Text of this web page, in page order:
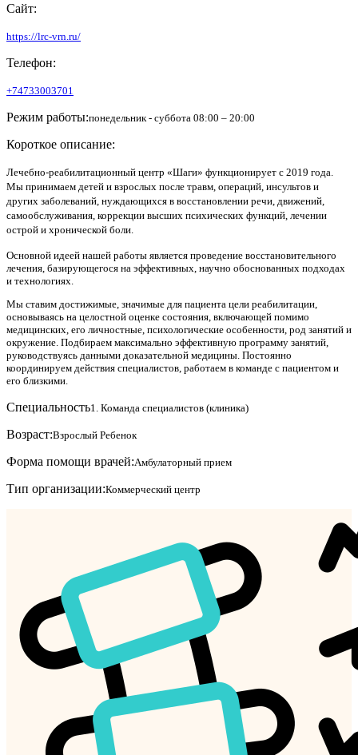
Сайт:
https://lrc-vrn.ru/
Телефон:
+74733003701
Режим работы:понедельник - суббота 08:00 – 20:00
Короткое описание:
Лечебно-реабилитационный центр «Шаги» функционирует с 2019 года.
Мы принимаем детей и взрослых после травм, операций, инсультов и
других заболеваний, нуждающихся в восстановлении речи, движений,
самообслуживания, коррекции высших психических функций, лечении
острой и хронической боли.
Основной идеей нашей работы является проведение восстановительного
лечения, базирующегося на эффективных, научно обоснованных подходах
и технологиях.
Мы ставим достижимые, значимые для пациента цели реабилитации,
основываясь на целостной оценке состояния, включающей помимо
медицинских, его личностные, психологические особенности, род занятий и
окружение. Подбираем максимально эффективную программу занятий,
руководствуясь данными доказательной медицины. Постоянно
координируем действия специалистов, работаем в команде с пациентом и
его близкими.
Специальность1. Команда специалистов (клиника)
Возраст:Взрослый Ребенок
Форма помощи врачей:Амбулаторный прием
Тип организации:Коммерческий центр